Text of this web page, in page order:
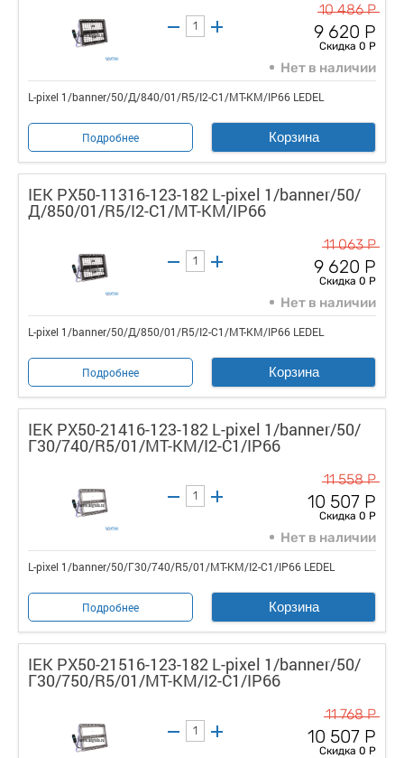
10 486 Р
9 620 Р
Скидка 0 Р
Нет в наличии
L-pixel 1/banner/50/Д/840/01/R5/I2-C1/MT-КM/IP66 LEDEL
Подробнее Корзина
IEK PX50-11316-123-182 L-pixel 1/banner/50/
Д/850/01/R5/I2-C1/MT-КM/IP66
11 063 Р
9 620 Р
Скидка 0 Р
Нет в наличии
L-pixel 1/banner/50/Д/850/01/R5/I2-C1/MT-КM/IP66 LEDEL
Подробнее Корзина
IEK PX50-21416-123-182 L-pixel 1/banner/50/
Г30/740/R5/01/MT-KM/I2-C1/IP66
11 558 Р
10 507 Р
Скидка 0 Р
Нет в наличии
L-pixel 1/banner/50/Г30/740/R5/01/MT-KM/I2-C1/IP66 LEDEL
Подробнее Корзина
IEK PX50-21516-123-182 L-pixel 1/banner/50/
Г30/750/R5/01/MT-KM/I2-C1/IP66
11 768 Р
10 507 Р
Скидка 0 Р